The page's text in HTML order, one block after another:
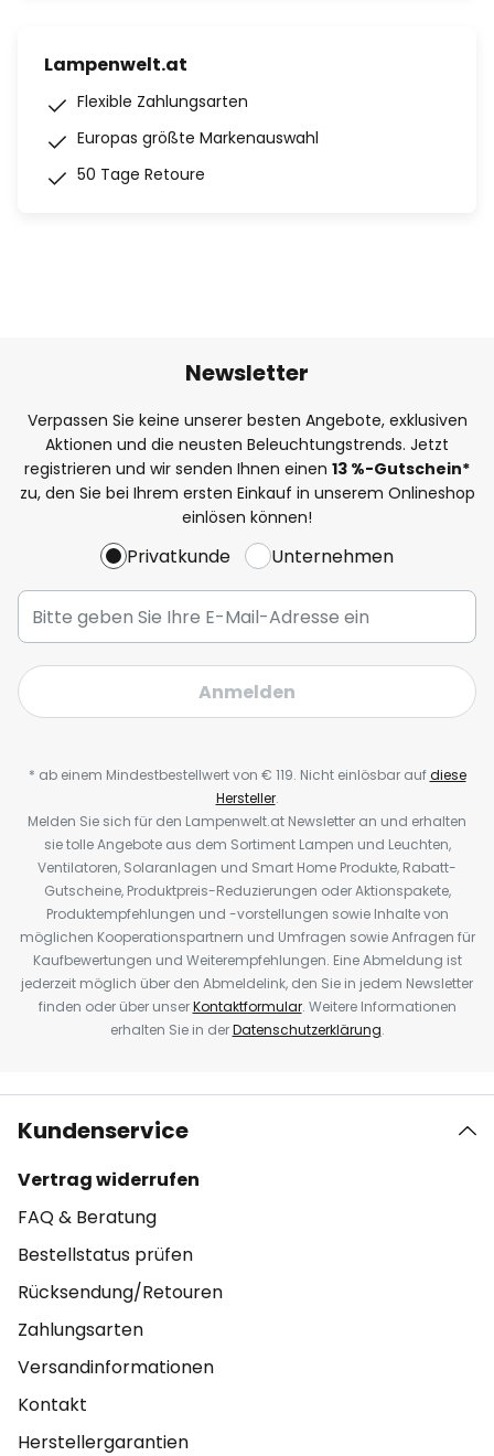
Lampenwelt.at
Flexible Zahlungsarten
Europas größte Markenauswahl
50 Tage Retoure
Newsletter
Verpassen Sie keine unserer besten Angebote, exklusiven
Aktionen und die neusten Beleuchtungstrends. Jetzt
registrieren und wir senden Ihnen einen 13 %-Gutschein*
zu, den Sie bei Ihrem ersten Einkauf in unserem Onlineshop
einlösen können!
Privatkunde Unternehmen
Anmelden
* ab einem Mindestbestellwert von € 119. Nicht einlösbar aufdiese
Hersteller.
Melden Sie sich für den Lampenwelt.at Newsletter an und erhalten
sie tolle Angebote aus dem Sortiment Lampen und Leuchten,
Ventilatoren, Solaranlagen und Smart Home Produkte, Rabatt-
Gutscheine, Produktpreis-Reduzierungen oder Aktionspakete,
Produktempfehlungen und -vorstellungen sowie Inhalte von
möglichen Kooperationspartnern und Umfragen sowie Anfragen für
Kaufbewertungen und Weiterempfehlungen. Eine Abmeldung ist
jederzeit möglich über den Abmeldelink, den Sie in jedem Newsletter
finden oder über unserKontaktformular. Weitere Informationen
erhalten Sie in derDatenschutzerklärung.
Kundenservice
Vertrag widerrufen
FAQ & Beratung
Bestellstatus prüfen
Rücksendung/Retouren
Zahlungsarten
Versandinformationen
Kontakt
Herstellergarantien